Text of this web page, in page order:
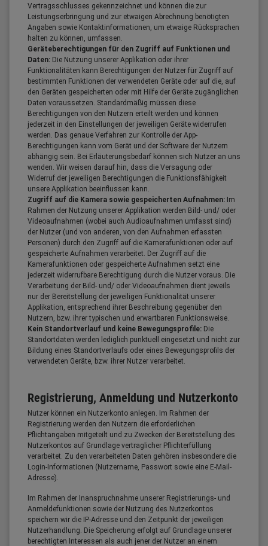
Vertragsschlusses gekennzeichnet und können die zur
Leistungserbringung und zur etwaigen Abrechnung benötigten
Angaben sowie Kontaktinformationen, um etwaige Rücksprachen
halten zu können, umfassen.
Geräteberechtigungen für den Zugriff auf Funktionen und
Daten: Die Nutzung unserer Applikation oder ihrer
Funktionalitäten kann Berechtigungen der Nutzer für Zugriff auf
bestimmten Funktionen der verwendeten Geräte oder auf die, auf
den Geräten gespeicherten oder mit Hilfe der Geräte zugänglichen
Daten voraussetzen. Standardmäßig müssen diese
Berechtigungen von den Nutzern erteilt werden und können
jederzeit in den Einstellungen der jeweiligen Geräte widerrufen
werden. Das genaue Verfahren zur Kontrolle der App-
Berechtigungen kann vom Gerät und der Software der Nutzern
abhängig sein. Bei Erläuterungsbedarf können sich Nutzer an uns
wenden. Wir weisen darauf hin, dass die Versagung oder
Widerruf der jeweiligen Berechtigungen die Funktionsfähigkeit
unsere Applikation beeinflussen kann.
Zugriff auf die Kamera sowie gespeicherten Aufnahmen: Im
Rahmen der Nutzung unserer Applikation werden Bild- und/ oder
Videoaufnahmen (wobei auch Audioaufnahmen umfasst sind)
der Nutzer (und von anderen, von den Aufnahmen erfassten
Personen) durch den Zugriff auf die Kamerafunktionen oder auf
gespeicherte Aufnahmen verarbeitet. Der Zugriff auf die
Kamerafunktionen oder gespeicherte Aufnahmen setzt eine
jederzeit widerrufbare Berechtigung durch die Nutzer voraus. Die
Verarbeitung der Bild- und/ oder Videoaufnahmen dient jeweils
nur der Bereitstellung der jeweiligen Funktionalität unserer
Applikation, entsprechend ihrer Beschreibung gegenüber den
Nutzern, bzw. ihrer typischen und erwartbaren Funktionsweise.
Kein Standortverlauf und keine Bewegungsprofile: Die
Standortdaten werden lediglich punktuell eingesetzt und nicht zur
Bildung eines Standortverlaufs oder eines Bewegungsprofils der
verwendeten Geräte, bzw. ihrer Nutzer verarbeitet.
Registrierung, Anmeldung und Nutzerkonto
Nutzer können ein Nutzerkonto anlegen. Im Rahmen der
Registrierung werden den Nutzern die erforderlichen
Pflichtangaben mitgeteilt und zu Zwecken der Bereitstellung des
Nutzerkontos auf Grundlage vertraglicher Pflichterfüllung
verarbeitet. Zu den verarbeiteten Daten gehören insbesondere die
Login-Informationen (Nutzername, Passwort sowie eine E-Mail-
Adresse).
Im Rahmen der Inanspruchnahme unserer Registrierungs- und
Anmeldefunktionen sowie der Nutzung des Nutzerkontos
speichern wir die IP-Adresse und den Zeitpunkt der jeweiligen
Nutzerhandlung. Die Speicherung erfolgt auf Grundlage unserer
berechtigten Interessen als auch jener der Nutzer an einem